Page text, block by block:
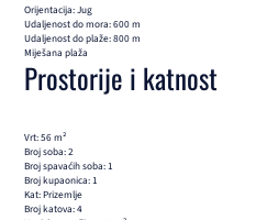
Orijentacija: Jug
Udaljenost do mora: 600 m
Udaljenost do plaže: 800 m
Miješana plaža
Prostorije i katnost
Vrt: 56 m²
Broj soba: 2
Broj spavaćih soba: 1
Broj kupaonica: 1
Kat: Prizemlje
Broj katova: 4